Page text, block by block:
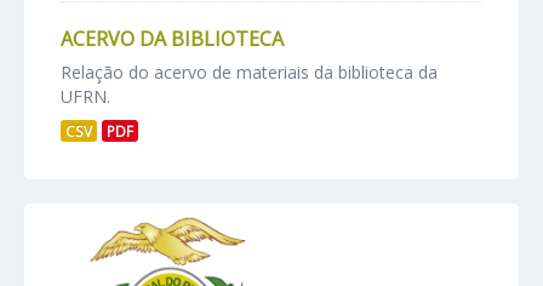
ACERVO DA BIBLIOTECA
Relação do acervo de materiais da biblioteca da
UFRN.
CSV PDF